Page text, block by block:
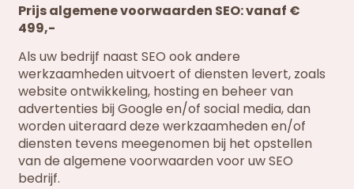
Prijs algemene voorwaarden SEO: vanaf €
499,-
Als uw bedrijf naast SEO ook andere
werkzaamheden uitvoert of diensten levert, zoals
website ontwikkeling, hosting en beheer van
advertenties bij Google en/of social media, dan
worden uiteraard deze werkzaamheden en/of
diensten tevens meegenomen bij het opstellen
van de algemene voorwaarden voor uw SEO
bedrijf.